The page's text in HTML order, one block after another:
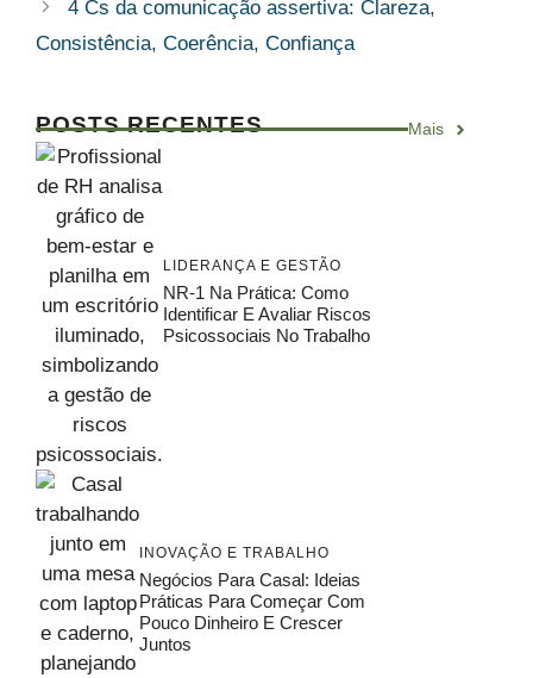
4 Cs da comunicação assertiva: Clareza,
Consistência, Coerência, Confiança
POSTS RECENTES Mais
LIDERANÇA E GESTÃO
NR-1 Na Prática: Como
Identificar E Avaliar Riscos
Psicossociais No Trabalho
INOVAÇÃO E TRABALHO
Negócios Para Casal: Ideias
Práticas Para Começar Com
Pouco Dinheiro E Crescer
Juntos